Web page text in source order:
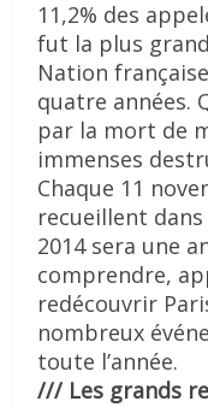
11,2% des
fut la plus
Nation
quatre années.
par la mort de
immenses
Chaque 11
recueillent
2014 sera une
comprendre,
redécouvrir
nombreux
toute l’année.
/// Les grands